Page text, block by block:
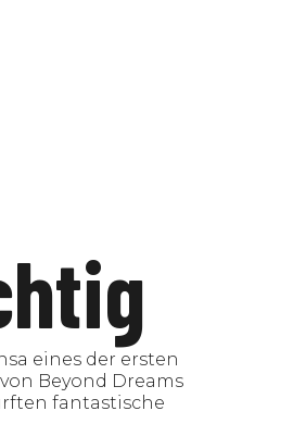
eines der ersten
Beyond Dreams
fantastische